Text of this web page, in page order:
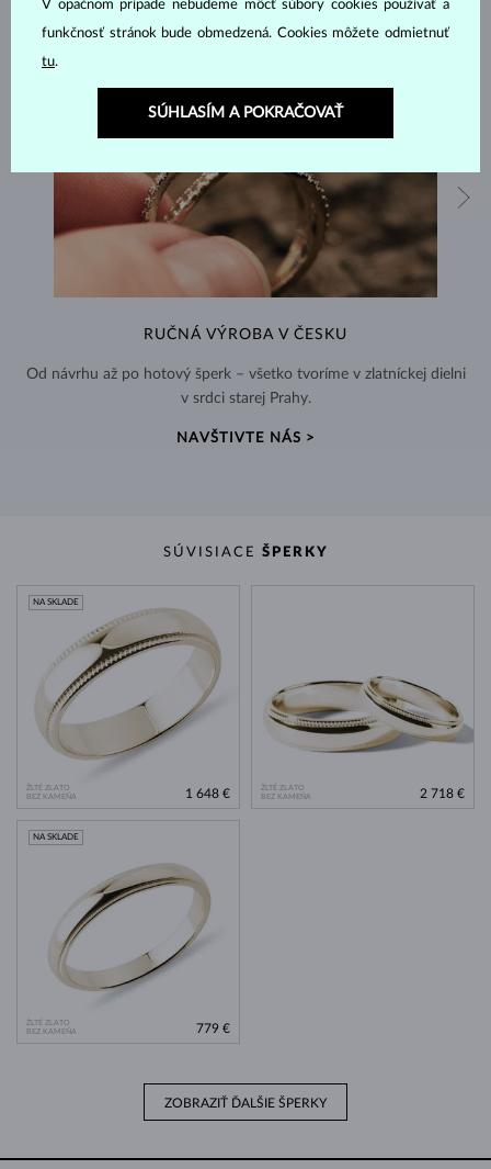
RUČNÁ VÝROBA V ČESKU
Od návrhu až po hotový šperk – všetko tvoríme v zlatníckej dielni
v srdci starej Prahy.
NAVŠTIVTE NÁS >
SÚVISIACE ŠPERKY
ŽLTÉ ZLATO
BEZ KAMEŇA
NA SKLADE
1 648 €
ŽLTÉ ZLATO
BEZ KAMEŇA
2 718 €
ŽLTÉ ZLATO
BEZ KAMEŇA
NA SKLADE
779 €
ZOBRAZIŤ ĎALŠIE ŠPERKY
V opačnom prípade nebudeme môcť súbory cookies používať a
funkčnosť stránok bude obmedzená. Cookies môžete odmietnuť
tu.
SÚHLASÍM A POKRAČOVAŤ